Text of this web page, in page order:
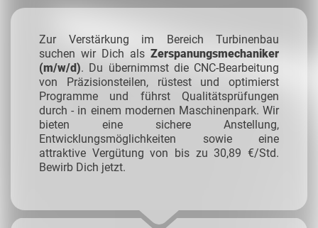
Zur Verstärkung im Bereich Turbinenbau
suchen wir Dich als Zerspanungsmechaniker
(m/w/d). Du übernimmst die CNC-Bearbeitung
von Präzisionsteilen, rüstest und optimierst
Programme und führst Qualitätsprüfungen
durch - in einem modernen Maschinenpark. Wir
bieten eine sichere Anstellung,
Entwicklungsmöglichkeiten sowie eine
attraktive Vergütung von bis zu 30,89 €/Std.
Bewirb Dich jetzt.